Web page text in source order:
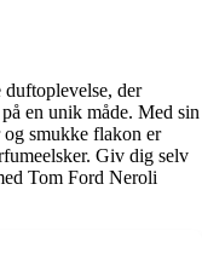
der
en unik måde. Med sin
smukke flakon er
Giv dig selv
Tom Ford Neroli